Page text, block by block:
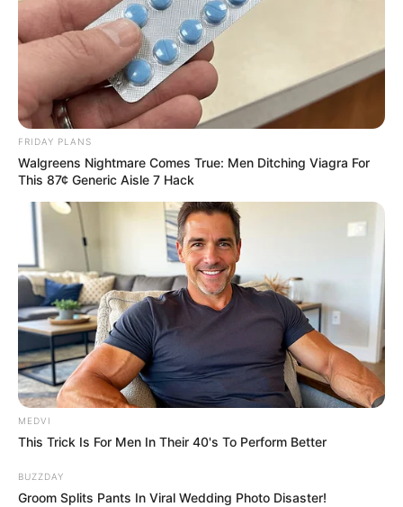
6 Best 90’s Action Movies From Your Childhood
BRAINBERRIES
The Instagram Model Who Spent A Fortune To
FRIDAY PLANS
Walgreens Nightmare Comes True: Men Ditching Viagra For
This 87¢ Generic Aisle 7 Hack
MEDVI
This Trick Is For Men In Their 40's To Perform Better
BUZZDAY
Groom Splits Pants In Viral Wedding Photo Disaster!